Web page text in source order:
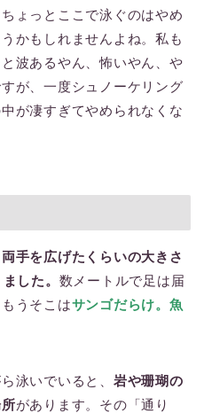
ょっとここで泳ぐのはやめ
かもしれませんよね。私も
波あるやん、怖いやん、や
が、一度シュノーケリング
が凄すぎてやめられなくな
両手を広げたくらいの大きさ
した。 数メートルで足は届
うそこはサンゴだらけ。魚
泳いでいると、 岩や珊瑚の
があります。その「通り